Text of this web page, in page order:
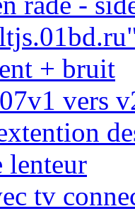
+ bruit
vers
lenteur
tv